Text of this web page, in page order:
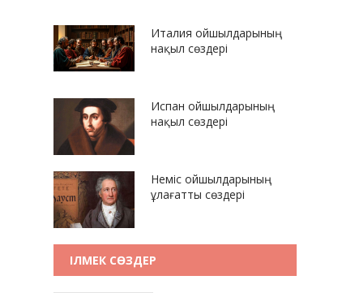
Италия ойшылдарының
нақыл сөздері
Испан ойшылдарының
нақыл сөздері
Неміс ойшылдарының
ұлағатты сөздері
ІЛМЕК СӨЗДЕР